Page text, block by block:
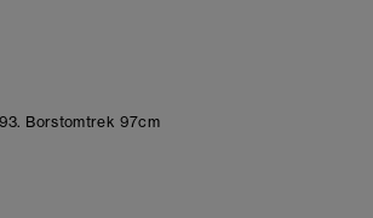
Borstomtrek 97cm